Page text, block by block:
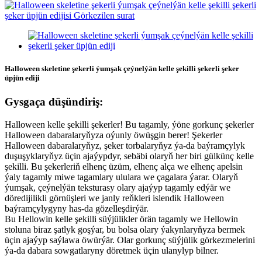
Halloween skeletine şekerli ýumşak çeýnelýän kelle şekilli şekerli şeker
üpjün ediji
Gysgaça düşündiriş:
Halloween kelle şekilli şekerler! Bu tagamly, ýöne gorkunç şekerler
Halloween dabaralaryňyza oýunly öwüşgin berer! Şekerler
Halloween dabaralaryňyz, şeker torbalaryňyz ýa-da baýramçylyk
duşuşyklaryňyz üçin ajaýypdyr, sebäbi olaryň her biri gülkünç kelle
şekilli. Bu şekerleriň elhenç üzüm, elhenç alça we elhenç apelsin
ýaly tagamly miwe tagamlary ululara we çagalara ýarar. Olaryň
ýumşak, çeýnelýän teksturasy olary ajaýyp tagamly edýär we
döredijilikli görnüşleri we janly reňkleri islendik Halloween
baýramçylygyny has-da gözelleşdirýär.
Bu Hellowin kelle şekilli süýjülikler örän tagamly we Hellowin
stoluna biraz şatlyk goşýar, bu bolsa olary ýakynlaryňyza bermek
üçin ajaýyp saýlawa öwürýär. Olar gorkunç süýjülik görkezmelerini
ýa-da dabara sowgatlaryny döretmek üçin ulanylyp bilner.